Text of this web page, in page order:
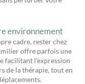
environnement
cadre, rester chez
offre parfois une
facilitant l’expression
de la thérapie, tout en